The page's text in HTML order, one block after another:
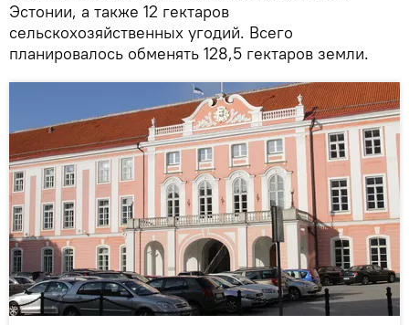
Эстонии, а также 12 гектаров
сельскохозяйственных угодий. Всего
планировалось обменять 128,5 гектаров земли.